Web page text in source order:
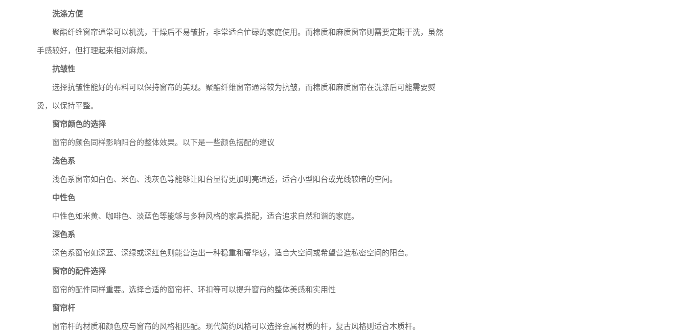
洗涤方便
聚酯纤维窗帘通常可以机洗，干燥后不易皱折，非常适合忙碌的家庭使用。而棉质和麻质窗帘则需要定期干洗，虽然
手感较好，但打理起来相对麻烦。
抗皱性
选择抗皱性能好的布料可以保持窗帘的美观。聚酯纤维窗帘通常较为抗皱，而棉质和麻质窗帘在洗涤后可能需要熨
烫，以保持平整。
窗帘颜色的选择
窗帘的颜色同样影响阳台的整体效果。以下是一些颜色搭配的建议
浅色系
浅色系窗帘如白色、米色、浅灰色等能够让阳台显得更加明亮通透，适合小型阳台或光线较暗的空间。
中性色
中性色如米黄、咖啡色、淡蓝色等能够与多种风格的家具搭配，适合追求自然和谐的家庭。
深色系
深色系窗帘如深蓝、深绿或深红色则能营造出一种稳重和奢华感，适合大空间或希望营造私密空间的阳台。
窗帘的配件选择
窗帘的配件同样重要。选择合适的窗帘杆、环扣等可以提升窗帘的整体美感和实用性
窗帘杆
窗帘杆的材质和颜色应与窗帘的风格相匹配。现代简约风格可以选择金属材质的杆，复古风格则适合木质杆。